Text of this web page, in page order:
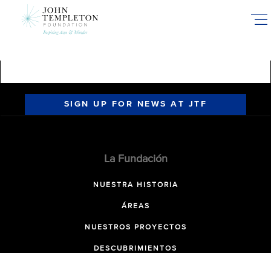
SIGN UP FOR NEWS AT JTF
La Fundación
NUESTRA HISTORIA
ÁREAS
NUESTROS PROYECTOS
DESCUBRIMIENTOS